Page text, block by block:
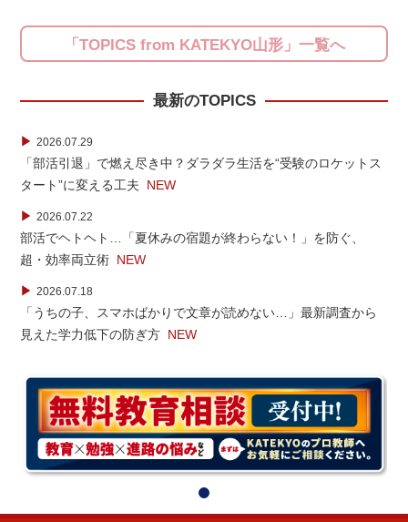
「TOPICS from KATEKYO山形」一覧へ
最新のTOPICS
▶ 2026.07.29
「部活引退」で燃え尽き中？ダラダラ生活を“受験のロケットス
タート”に変える工夫 NEW
▶ 2026.07.22
部活でヘトヘト…「夏休みの宿題が終わらない！」を防ぐ、
超・効率両立術 NEW
▶ 2026.07.18
「うちの子、スマホばかりで文章が読めない…」最新調査から
見えた学力低下の防ぎ方 NEW